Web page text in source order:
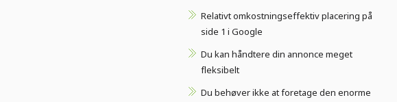
Relativt omkostningseffektiv placering på
side 1 i Google
Du kan håndtere din annonce meget
fleksibelt
Du behøver ikke at foretage den enorme